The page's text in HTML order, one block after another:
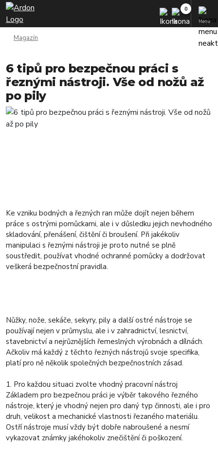
Menu
Magazín
6 tipů pro bezpečnou práci s
řeznými nástroji. Vše od nožů až
po pily
Ke vzniku bodných a řezných ran může dojít nejen během
práce s ostrými pomůckami, ale i v důsledku jejich nevhodného
skladování, přenášení, čištění či broušení. Při jakékoliv
manipulaci s řeznými nástroji je proto nutné se plně
soustředit, používat vhodné ochranné pomůcky a dodržovat
veškerá bezpečnostní pravidla.
Nůžky, nože, sekáče, sekyry, pily a další ostré nástroje se
používají nejen v průmyslu, ale i v zahradnictví, lesnictví,
stavebnictví a nejrůznějších řemeslných výrobnách a dílnách.
Ačkoliv má každý z těchto řezných nástrojů svoje specifika,
platí pro ně několik společných bezpečnostních zásad.
1. Pro každou situaci zvolte vhodný pracovní nástroj
Základem pro bezpečnou práci je výběr takového řezného
nástroje, který je vhodný nejen pro daný typ činnosti, ale i pro
druh, velikost a mechanické vlastnosti řezaného materiálu.
Ostří nástroje musí vždy být dobře nabroušené a nesmí
vykazovat známky jakéhokoliv znečištění či poškození.